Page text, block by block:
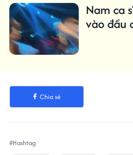
Nam ca
vào đầu
Chia sẻ
#Hashtag